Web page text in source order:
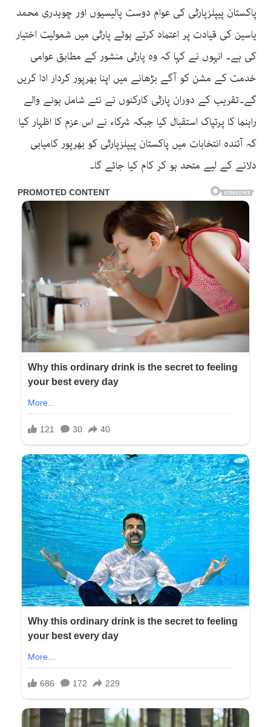
پاکستان پیپلزپارٹی کی عوام دوست پالیسیوں اور چوہدری محمد
یاسین کی قیادت پر اعتماد کرتے ہوئے پارٹی میں شمولیت اختیار
کی ہے۔ انہوں نے کہا کہ وہ پارٹی منشور کے مطابق عوامی
خدمت کے مشن کو آگے بڑھانے میں اپنا بھرپور کردار ادا کریں
گے۔تقریب کے دوران پارٹی کارکنوں نے نئے شامل ہونے والے
راہنما کا پرتپاک استقبال کیا جبکہ شرکاء نے اس عزم کا اظہار کیا
کہ آئندہ انتخابات میں پاکستان پیپلزپارٹی کو بھرپور کامیابی
دلانے کے لیے متحد ہو کر کام کیا جائے گا۔